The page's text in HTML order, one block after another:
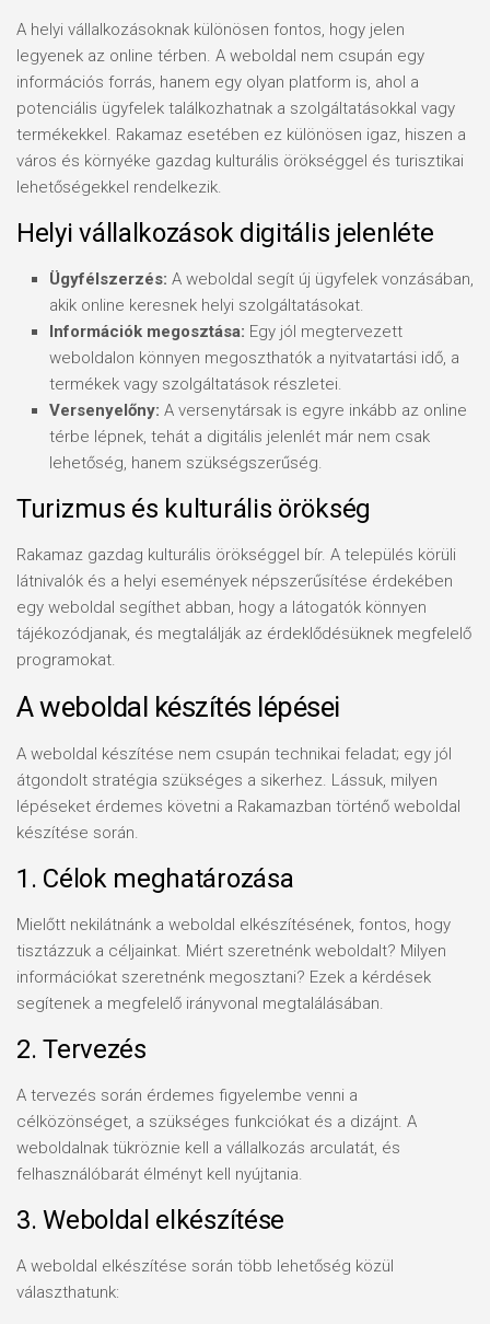
A helyi vállalkozásoknak különösen fontos, hogy jelen
legyenek az online térben. A weboldal nem csupán egy
információs forrás, hanem egy olyan platform is, ahol a
potenciális ügyfelek találkozhatnak a szolgáltatásokkal vagy
termékekkel. Rakamaz esetében ez különösen igaz, hiszen a
város és környéke gazdag kulturális örökséggel és turisztikai
lehetőségekkel rendelkezik.
Helyi vállalkozások digitális jelenléte
Ügyfélszerzés: A weboldal segít új ügyfelek vonzásában,
akik online keresnek helyi szolgáltatásokat.
Információk megosztása: Egy jól megtervezett
weboldalon könnyen megoszthatók a nyitvatartási idő, a
termékek vagy szolgáltatások részletei.
Versenyelőny: A versenytársak is egyre inkább az online
térbe lépnek, tehát a digitális jelenlét már nem csak
lehetőség, hanem szükségszerűség.
Turizmus és kulturális örökség
Rakamaz gazdag kulturális örökséggel bír. A település körüli
látnivalók és a helyi események népszerűsítése érdekében
egy weboldal segíthet abban, hogy a látogatók könnyen
tájékozódjanak, és megtalálják az érdeklődésüknek megfelelő
programokat.
A weboldal készítés lépései
A weboldal készítése nem csupán technikai feladat; egy jól
átgondolt stratégia szükséges a sikerhez. Lássuk, milyen
lépéseket érdemes követni a Rakamazban történő weboldal
készítése során.
1. Célok meghatározása
Mielőtt nekilátnánk a weboldal elkészítésének, fontos, hogy
tisztázzuk a céljainkat. Miért szeretnénk weboldalt? Milyen
információkat szeretnénk megosztani? Ezek a kérdések
segítenek a megfelelő irányvonal megtalálásában.
2. Tervezés
A tervezés során érdemes figyelembe venni a
célközönséget, a szükséges funkciókat és a dizájnt. A
weboldalnak tükröznie kell a vállalkozás arculatát, és
felhasználóbarát élményt kell nyújtania.
3. Weboldal elkészítése
A weboldal elkészítése során több lehetőség közül
választhatunk: